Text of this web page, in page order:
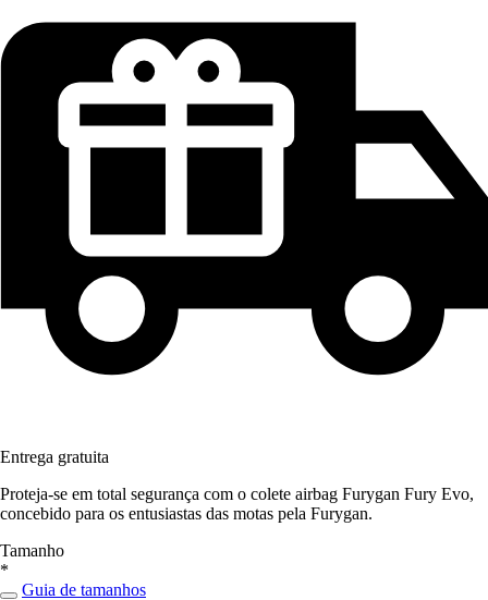
Entrega gratuita
Proteja-se em total segurança com o colete airbag Furygan Fury Evo,
concebido para os entusiastas das motas pela Furygan.
Tamanho
*
Guia de tamanhos